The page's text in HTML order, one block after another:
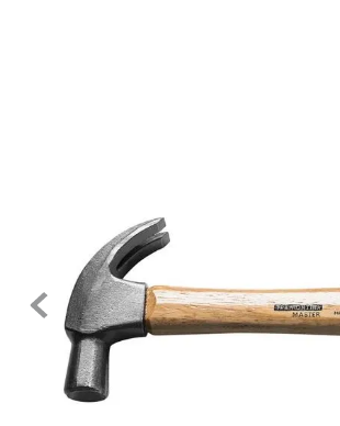
bosch